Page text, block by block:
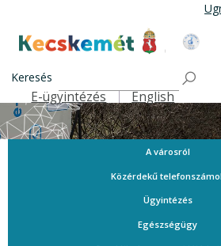
tartalomra
Kecskemét Város
Keresés
Felső navigáció
E-ügyintézés English
A városról
Közérdekű
Ügyintézés
Egészségügy